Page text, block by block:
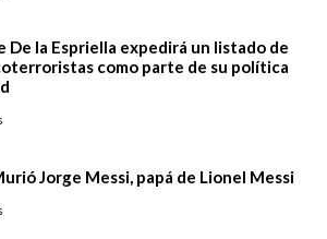
De la Espriella expedirá un listado de
como parte de su política
Jorge Messi, papá de Lionel Messi